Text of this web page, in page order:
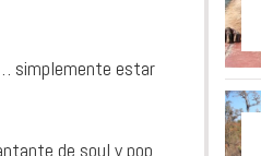
simplemente estar
de soul y pop